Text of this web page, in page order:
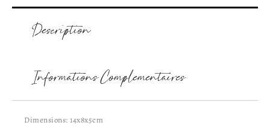
Description
Informations Complémentaires
Dimensions: 14x8x5cm